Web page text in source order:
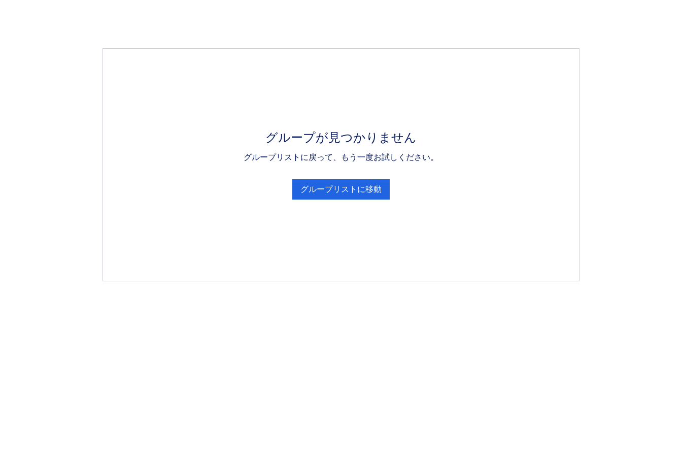
グループが見つかりません
グループリストに戻って、もう一度お試しください。
グループリストに移動